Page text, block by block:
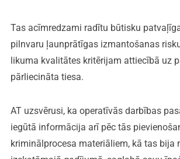
Tas acīmredzami radītu būtisku
pilnvaru ļaunprātīgas izmantošanas
likuma kvalitātes kritērijam attiecībā uz
pārliecināta tiesa.
AT uzsvērusi, ka operatīvās darbības
iegūtā informācija arī pēc tās
kriminālprocesa materiāliem, kā tas bija